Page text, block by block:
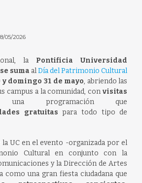
05/2026
la Pontificia Universidad
suma alDía del Patrimonio Cultural
y domingo 31 de mayo, abriendo las
campus a la comunidad, convisitas
programación que
gratuitas para todo tipo de
UC en el evento -organizada por el
Cultural en conjunto con la
y la Dirección de Artes
como una gran fiesta ciudadana que